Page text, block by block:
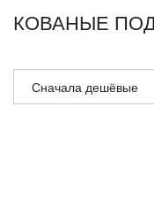
КОВАНЫЕ
Сначала дешёвые